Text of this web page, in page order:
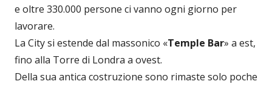
e oltre 330.000 persone ci vanno ogni giorno per
lavorare.
La City si estende dal massonico «Temple Bar» a est,
fino alla Torre di Londra a ovest.
Della sua antica costruzione sono rimaste solo poche